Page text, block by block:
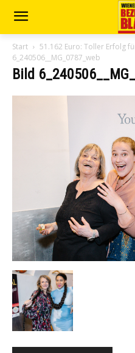
Start 51.162 Euro: Toller Erfolg
6_240506__MG_0787_web
Bild